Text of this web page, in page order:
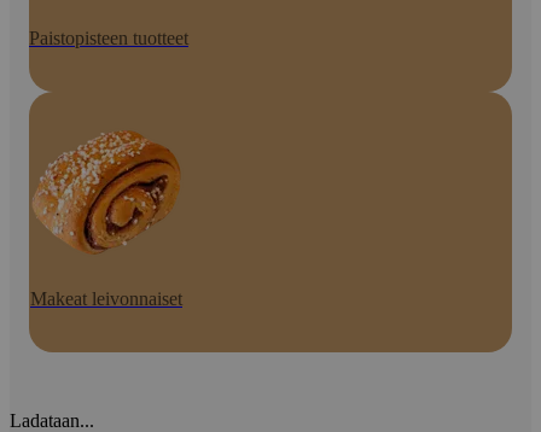
Paistopisteen tuotteet
Makeat leivonnaiset
Ladataan...